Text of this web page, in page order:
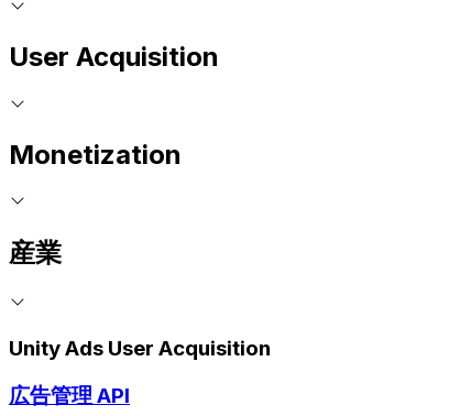
User Acquisition
Monetization
産業
Unity Ads User Acquisition
広告管理 API